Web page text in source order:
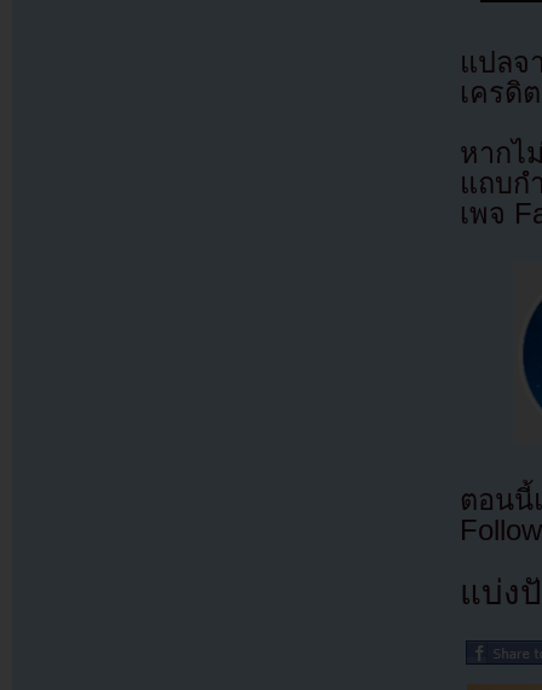
แปล
เครดิ
หากไ
แถบก
เพจ
ตอนนี้
แบ่ง